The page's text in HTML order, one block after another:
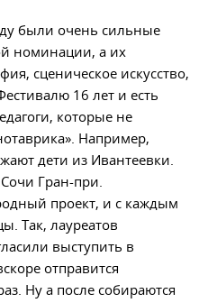
были очень сильные
номинации, а их
сценическое искусство,
16 лет и есть
которые не
Например,
дети из Ивантеевки.
Гран-при.
проект, и с каждым
Так, лауреатов
выступить в
отправится
Ну а после собираются